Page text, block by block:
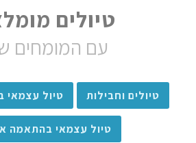
טיולים
עם המומחים
טיולים וחבילות טיול עצמאי
טיול עצמאי בהתאמה